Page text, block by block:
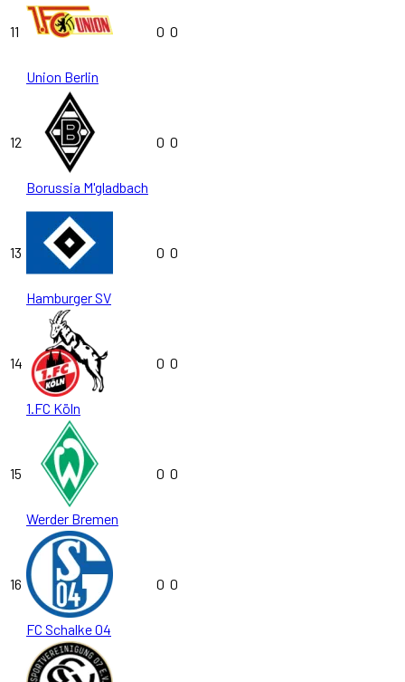
11
Union Berlin
0 0
12
Borussia M'gladbach
0 0
13
Hamburger SV
0 0
14
1.FC Köln
0 0
15
Werder Bremen
0 0
16
FC Schalke 04
0 0